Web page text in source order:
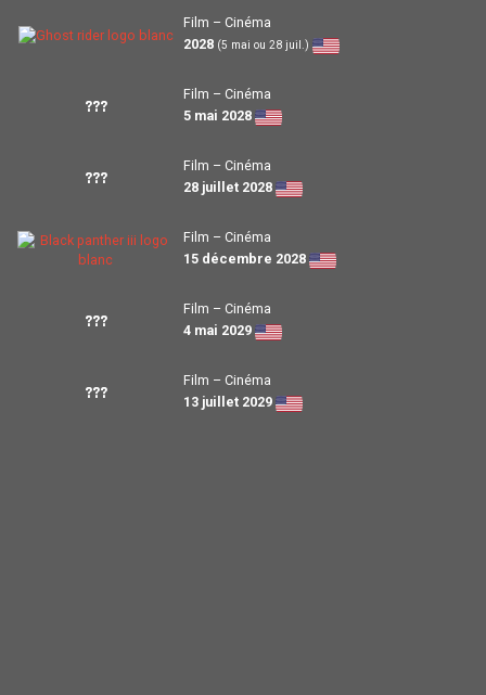
Film – Cinéma
2028 (5 mai ou 28 juil.)
???
Film – Cinéma
5 mai 2028
???
Film – Cinéma
28 juillet 2028
Film – Cinéma
15 décembre 2028
???
Film – Cinéma
4 mai 2029
???
Film – Cinéma
13 juillet 2029